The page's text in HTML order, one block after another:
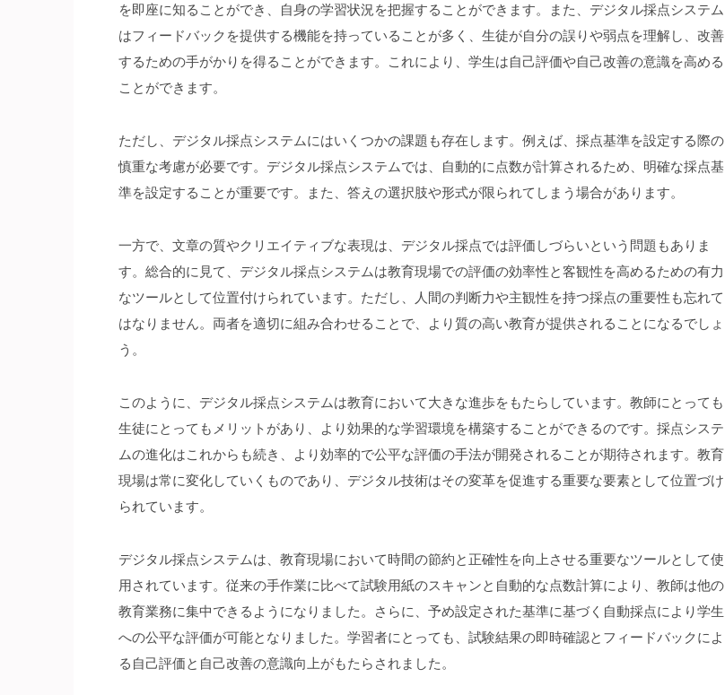
を即座に知ることができ、自身の学習状況を把握することができます。また、デジタル採点システム
はフィードバックを提供する機能を持っていることが多く、生徒が自分の誤りや弱点を理解し、改善
するための手がかりを得ることができます。これにより、学生は自己評価や自己改善の意識を高める
ことができます。
ただし、デジタル採点システムにはいくつかの課題も存在します。例えば、採点基準を設定する際の
慎重な考慮が必要です。デジタル採点システムでは、自動的に点数が計算されるため、明確な採点基
準を設定することが重要です。また、答えの選択肢や形式が限られてしまう場合があります。
一方で、文章の質やクリエイティブな表現は、デジタル採点では評価しづらいという問題もありま
す。総合的に見て、デジタル採点システムは教育現場での評価の効率性と客観性を高めるための有力
なツールとして位置付けられています。ただし、人間の判断力や主観性を持つ採点の重要性も忘れて
はなりません。両者を適切に組み合わせることで、より質の高い教育が提供されることになるでしょ
う。
このように、デジタル採点システムは教育において大きな進歩をもたらしています。教師にとっても
生徒にとってもメリットがあり、より効果的な学習環境を構築することができるのです。採点システ
ムの進化はこれからも続き、より効率的で公平な評価の手法が開発されることが期待されます。教育
現場は常に変化していくものであり、デジタル技術はその変革を促進する重要な要素として位置づけ
られています。
デジタル採点システムは、教育現場において時間の節約と正確性を向上させる重要なツールとして使
用されています。従来の手作業に比べて試験用紙のスキャンと自動的な点数計算により、教師は他の
教育業務に集中できるようになりました。さらに、予め設定された基準に基づく自動採点により学生
への公平な評価が可能となりました。学習者にとっても、試験結果の即時確認とフィードバックによ
る自己評価と自己改善の意識向上がもたらされました。